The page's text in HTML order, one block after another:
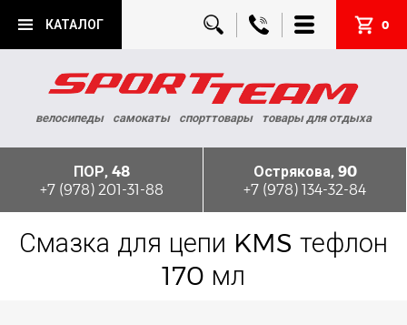
КАТАЛОГ 0
велосипеды самокаты спорттовары товары для отдыха
ПОР, 48
+7 (978) 201-31-88
Острякова, 90
+7 (978) 134-32-84
Смазка для цепи KMS тефлон
170 мл